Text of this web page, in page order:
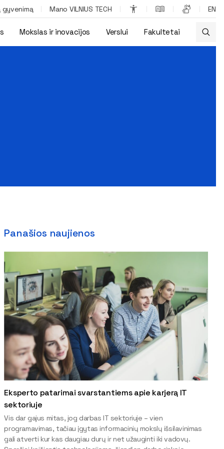
gyvenimą Mano VILNIUS TECH EN
Mokslas ir inovacijos Verslui Fakultetai
Panašios naujienos
Eksperto patarimai svarstantiems apie karjerą IT
sektoriuje
Vis dar gajus mitas, jog darbas IT sektoriuje – vien
programavimas, tačiau įgytas informacinių mokslų išsilavinimas
gali atverti kur kas daugiau durų ir net užauginti iki vadovų.